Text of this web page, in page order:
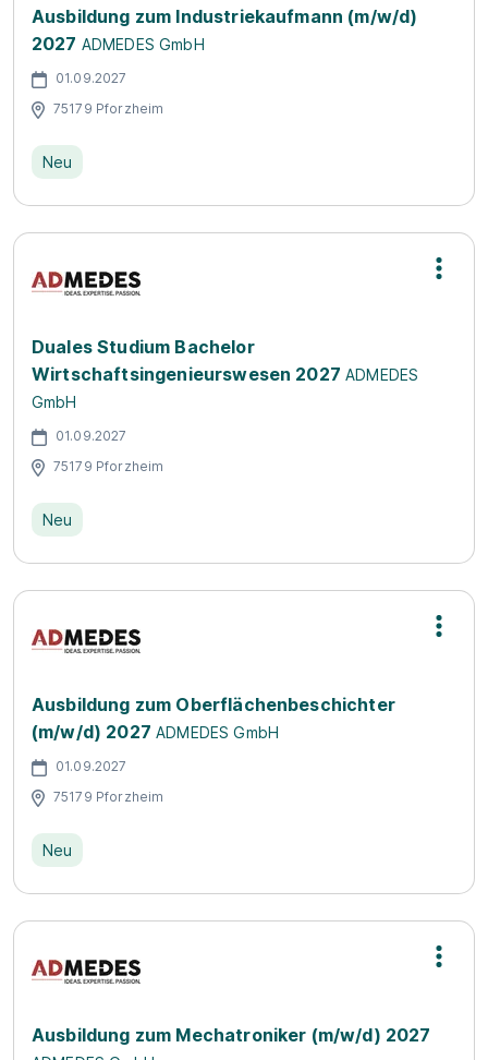
Ausbildung zum Industriekaufmann (m/w/d)
2027 ADMEDES GmbH
01.09.2027
75179 Pforzheim
Neu
Duales Studium Bachelor
Wirtschaftsingenieurswesen 2027 ADMEDES
GmbH
01.09.2027
75179 Pforzheim
Neu
Ausbildung zum Oberflächenbeschichter
(m/w/d) 2027 ADMEDES GmbH
01.09.2027
75179 Pforzheim
Neu
Ausbildung zum Mechatroniker (m/w/d) 2027